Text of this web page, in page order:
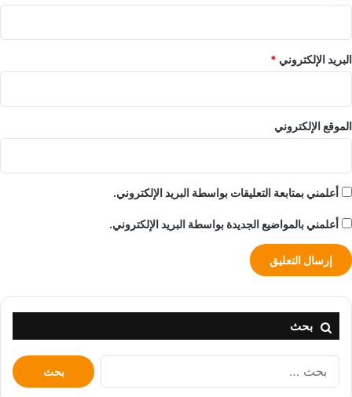
البريد الإلكتروني *
الموقع الإلكتروني
أعلمني بمتابعة التعليقات بواسطة البريد الإلكتروني.
أعلمني بالمواضيع الجديدة بواسطة البريد الإلكتروني.
بحث
البحث
عن: